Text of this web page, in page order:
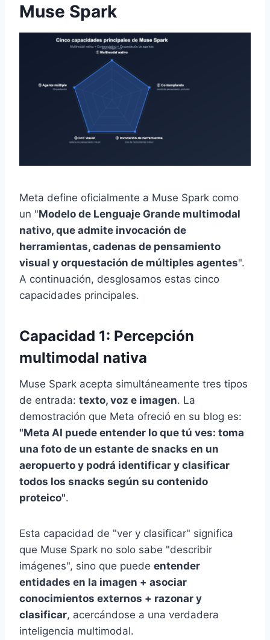
Muse Spark
Meta define oficialmente a Muse Spark como
un "Modelo de Lenguaje Grande multimodal
nativo, que admite invocación de
herramientas, cadenas de pensamiento
visual y orquestación de múltiples agentes".
A continuación, desglosamos estas cinco
capacidades principales.
Capacidad 1: Percepción
multimodal nativa
Muse Spark acepta simultáneamente tres tipos
de entrada: texto, voz e imagen. La
demostración que Meta ofreció en su blog es:
"Meta AI puede entender lo que tú ves: toma
una foto de un estante de snacks en un
aeropuerto y podrá identificar y clasificar
todos los snacks según su contenido
proteico".
Esta capacidad de "ver y clasificar" significa
que Muse Spark no solo sabe "describir
imágenes", sino que puede entender
entidades en la imagen + asociar
conocimientos externos + razonar y
clasificar, acercándose a una verdadera
inteligencia multimodal.